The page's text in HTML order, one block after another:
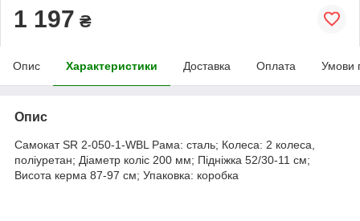
1 197 ₴
Опис Характеристики Доставка Оплата Умови
Опис
Самокат SR 2-050-1-WBL Рама: сталь; Колеса: 2 колеса,
поліуретан; Діаметр коліс 200 мм; Підніжка 52/30-11 см;
Висота керма 87-97 см; Упаковка: коробка